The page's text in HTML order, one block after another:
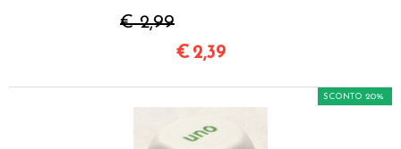
€ 2,99
€ 2,39
SCONTO 20%